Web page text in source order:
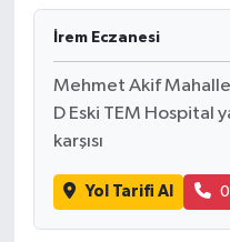
İrem Eczanesi
Mehmet Akif
D Eski TEM Hospital
karşısı
Yol Tarifi Al